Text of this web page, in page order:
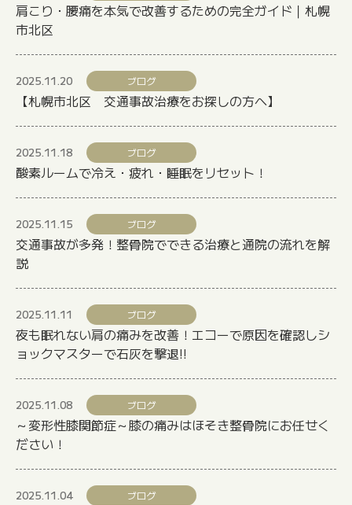
肩こり・腰痛を本気で改善するための完全ガイド｜札幌
市北区
2025.11.20 ブログ
【札幌市北区 交通事故治療をお探しの方へ】
2025.11.18 ブログ
酸素ルームで冷え・疲れ・睡眠をリセット！
2025.11.15 ブログ
交通事故が多発！整骨院でできる治療と通院の流れを解
説
2025.11.11 ブログ
夜も眠れない肩の痛みを改善！エコーで原因を確認しシ
ョックマスターで石灰を撃退!!
2025.11.08 ブログ
～変形性膝関節症～膝の痛みはほそき整骨院にお任せく
ださい！
2025.11.04 ブログ